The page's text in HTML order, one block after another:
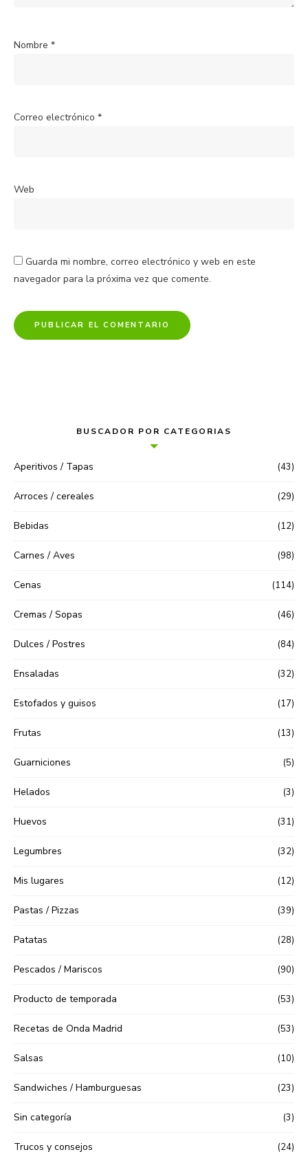
Nombre *
Correo electrónico *
Web
Guarda mi nombre, correo electrónico y web en este
navegador para la próxima vez que comente.
BUSCADOR POR CATEGORIAS
Aperitivos / Tapas (43)
Arroces / cereales (29)
Bebidas (12)
Carnes / Aves (98)
Cenas (114)
Cremas / Sopas (46)
Dulces / Postres (84)
Ensaladas (32)
Estofados y guisos (17)
Frutas (13)
Guarniciones (5)
Helados (3)
Huevos (31)
Legumbres (32)
Mis lugares (12)
Pastas / Pizzas (39)
Patatas (28)
Pescados / Mariscos (90)
Producto de temporada (53)
Recetas de Onda Madrid (53)
Salsas (10)
Sandwiches / Hamburguesas (23)
Sin categoría (3)
Trucos y consejos (24)